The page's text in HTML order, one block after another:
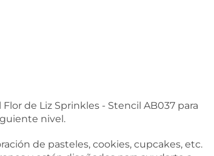
de Liz Sprinkles - Stencil AB037 para
nivel.
de pasteles, cookies, cupcakes, etc.